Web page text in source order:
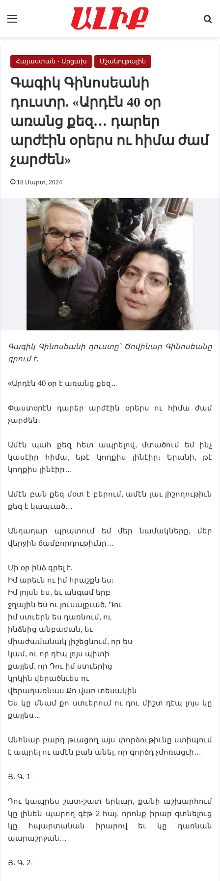
Հայաստան - Արցախ Մշակութային
Գագիկ Գինոսեանի
դուստր. «Արդէն 40 օր
առանց քեզ… դարեր
արժէին օրերս ու հիմա ժամ
չարժեն»
18 Մարտ, 2024
Գագիկ Գինոսեանի դուստը՝ Ծովինար Գինոսեանը
գրում է.
«Արդէն 40 օր է առանց քեզ…
Փաստօրէն դարեր արժէին օրերս ու հիմա ժամ
չարժեն։
Ամէն պահ քեզ հետ ապրելով, մտածում եմ ինչ
կասէիր հիմա, եթէ կողքիս լինէիր։ Երանի, թէ
կողքիս լինէիր…
Ամէն բան քեզ մօտ է բերում, ամէն լաւ յիշողութիւն
քեզ է կապւած…
Անդադար պրպտում եմ մեր նամակները, մեր
վերջին ճամբորդութիւնը…
Մի օր ինձ գրել է.
Իմ արեւն ու իմ հրաշքն ես։
Իմ լոյսն ես, եւ անգամ երբ
ջղային ես ու յուսալքւած, Դու
իմ ստւերն ես դառնում, ու
ինձնից անբաժան, եւ
միաժամանակ յիշեցնում, որ ես
կամ, ու որ դէպ լոյս պիտի
քայլեմ, որ Դու իմ ստւերից
կրկին վերածնւես ու
վերադառնաս Քո վառ տեսակին
Ես կը մնամ քո ստւերում ու դու միշտ դէպ լոյս կը
քայլես…
Անհնար բարդ թւացող այս փորձութիւնը ստիպում
է ապրել ու ամէն բան անել, որ գործդ չմոռացւի…
Յ. Գ. 1-
Դու կապրես շատ-շատ երկար, քանի աշխարհում
կը լինեն պարող գէթ 2 հայ, որոնք իրար գտնելուց
կը հպարտանան իրարով եւ կը դառնան
պարաշրջան…
Յ. Գ. 2-